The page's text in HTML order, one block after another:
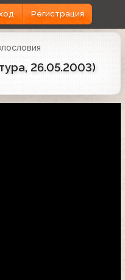
Регистрация
26.05.2003)